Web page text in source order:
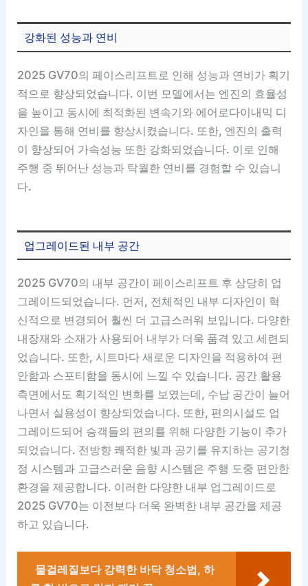
강화된 성능과 연비
2025 GV70의 페이스리프트로 인해 성능과 연비가 획기
적으로 향상되었습니다. 이번 모델에서는 엔진의 효율성
을 높이고 동시에 최적화된 변속기와 에어로다이내믹 디
자인을 통해 연비를 향상시켰습니다. 또한, 엔진의 출력
이 향상되어 가속성능 또한 강화되었습니다. 이로 인해
주행 중 뛰어난 성능과 탁월한 연비를 경험할 수 있습니
다.
업그레이드된 내부 공간
2025 GV70의 내부 공간이 페이스리프트 후 상당히 업
그레이드되었습니다. 먼저, 전체적인 내부 디자인이 혁
신적으로 변경되어 훨씬 더 고급스러워 보입니다. 다양한
내장재와 소재가 사용되어 내부가 더욱 품격 있고 세련되
었습니다. 또한, 시트마다 새로운 디자인을 적용하여 편
안함과 스포티함을 동시에 느낄 수 있습니다. 공간 활용
측면에서도 획기적인 변화를 보였는데, 수납 공간이 늘어
나면서 실용성이 향상되었습니다. 또한, 편의시설도 업
그레이드되어 승객들의 편의를 위해 다양한 기능이 추가
되었습니다. 전방향 쾌적한 빛과 공기를 유지하는 공기청
정 시스템과 고급스러운 음향 시스템은 주행 도중 편안한
환경을 제공합니다. 이러한 다양한 내부 업그레이드로
2025 GV70는 이전보다 더욱 완벽한 내부 공간을 제공
하고 있습니다.
물걸레질보다 강력한 바닥 청소법, 하